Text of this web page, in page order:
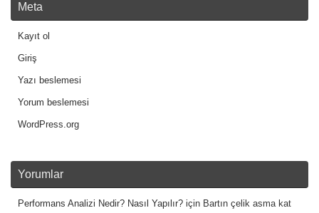
Meta
Kayıt ol
Giriş
Yazı beslemesi
Yorum beslemesi
WordPress.org
Yorumlar
Performans Analizi Nedir? Nasıl Yapılır? için Bartın çelik asma kat